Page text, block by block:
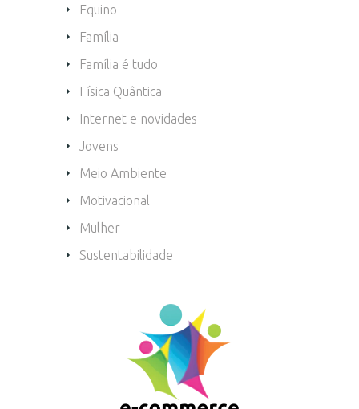
Equino
Família
Família é tudo
Física Quântica
Internet e novidades
Jovens
Meio Ambiente
Motivacional
Mulher
Sustentabilidade